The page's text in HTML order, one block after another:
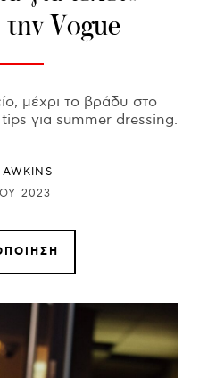
Vogue
μέχρι το βράδυ στο
για summer dressing.
2023